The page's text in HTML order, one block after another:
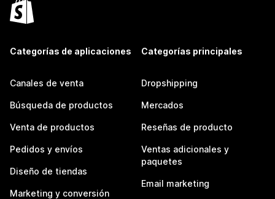
Categorías de aplicaciones
Canales de venta
Búsqueda de productos
Venta de productos
Pedidos y envíos
Diseño de tiendas
Marketing y conversión
Categorías principales
Dropshipping
Mercados
Reseñas de producto
Ventas adicionales y
paquetes
Email marketing